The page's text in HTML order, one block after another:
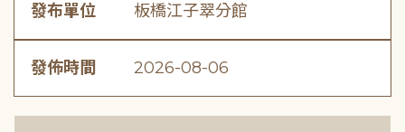
發布單位 板橋江子翠分館
發佈時間 2026-08-06